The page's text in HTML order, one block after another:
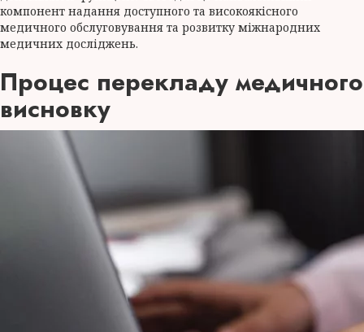
компонент надання доступного та високоякісного
медичного обслуговування та розвитку міжнародних
медичних досліджень.
Процес перекладу медичного
висновку